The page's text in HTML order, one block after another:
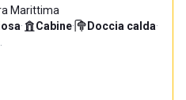
Marittima
· Cabine· Doccia calda·